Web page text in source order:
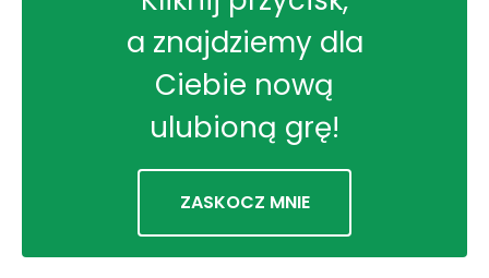
a znajdziemy dla
Ciebie nową
ulubioną grę!
ZASKOCZ MNIE